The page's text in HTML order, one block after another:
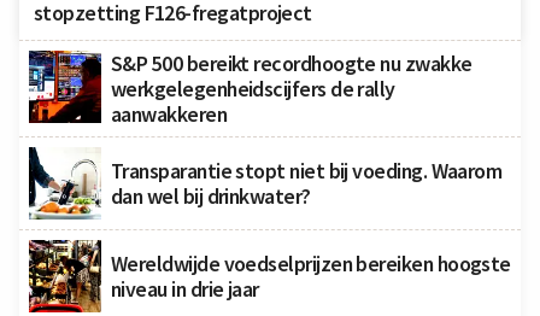
stopzetting F126-fregatproject
S&P 500 bereikt recordhoogte nu zwakke
werkgelegenheidscijfers de rally
aanwakkeren
Transparantie stopt niet bij voeding. Waarom
dan wel bij drinkwater?
Wereldwijde voedselprijzen bereiken hoogste
niveau in drie jaar